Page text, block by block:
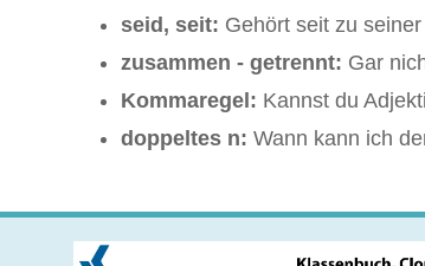
seid, seit: Gehört seit zu
zusammen - getrennt: Gar
Kommaregel: Kannst du
doppeltes n: Wann kann ich